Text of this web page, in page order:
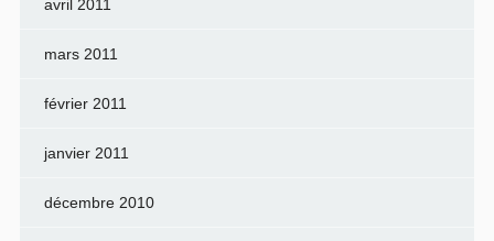
avril 2011
mars 2011
février 2011
janvier 2011
décembre 2010